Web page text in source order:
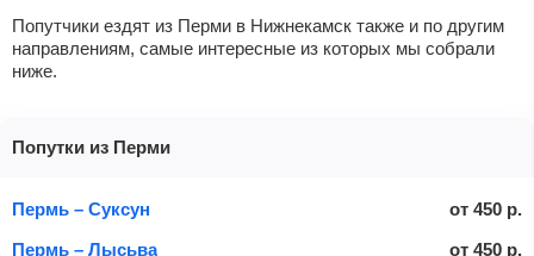
Попутчики ездят из Перми в Нижнекамск также и по другим
направлениям, самые интересные из которых мы собрали
ниже.
Попутки из Перми
Пермь – Суксун от 450 р.
Пермь – Лысьва
от 450 р.